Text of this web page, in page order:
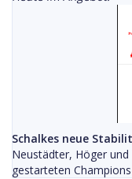
Schalkes neue
Neustädter, Höger
gestarteten